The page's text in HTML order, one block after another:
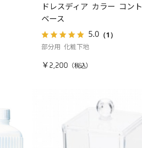
ドレスディア カラー コン
ベース
5.0（1）
部分用 化粧下地
￥2,200